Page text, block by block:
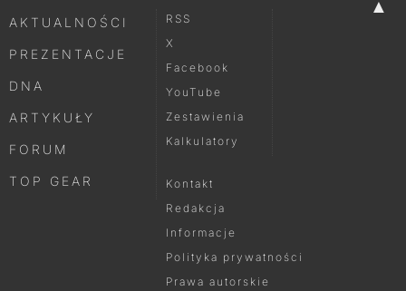
▲
AKTUALNOŚCI
PREZENTACJE
DNA
ARTYKUŁY
FORUM
TOP GEAR
RSS
X
Facebook
YouTube
Zestawienia
Kalkulatory
Kontakt
Redakcja
Informacje
Polityka prywatności
Prawa autorskie